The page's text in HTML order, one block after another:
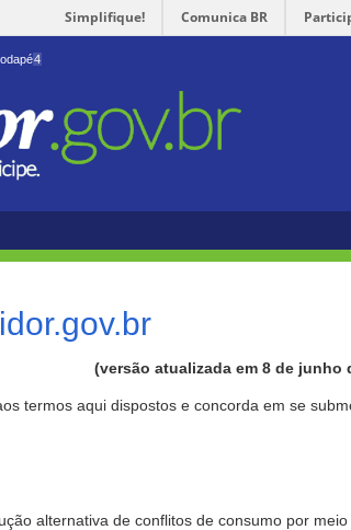
Simplifique! Comunica BR
4
(versão atualizada em 8 de junho
termos aqui dispostos e concorda em se
alternativa de conflitos de consumo por